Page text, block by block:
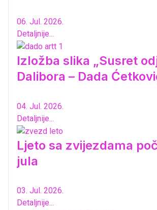
06. Jul. 2026.
Detaljnije...
Izložba slika „Susret
Dalibora – Dada
04. Jul. 2026.
Detaljnije...
Ljeto sa zvijezdama
jula
03. Jul. 2026.
Detaljnije...